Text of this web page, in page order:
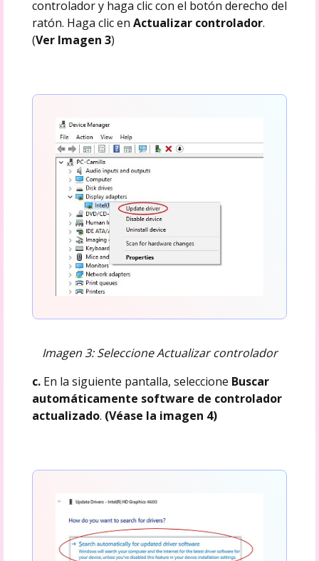
controlador y haga clic con el botón derecho del
ratón. Haga clic en Actualizar controlador.
(Ver Imagen 3)
Imagen 3: Seleccione Actualizar controlador
c. En la siguiente pantalla, seleccione Buscar
automáticamente software de controlador
actualizado. (Véase la imagen 4)